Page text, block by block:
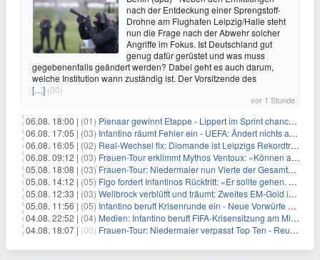
nach der Entdeckung einer Sprengstoff-
Drohne am Flughafen Leipzig/Halle steht
nun die Frage nach der Abwehr solcher
Angriffe im Fokus. Ist Deutschland gut
genug dafür gerüstet und was muss
gegebenenfalls geändert werden? Dabei geht es auch darum,
welche Institution wann zuständig ist. Der Vorsitzende des
[…] (00)
vor 1 Stunde
06.08. 18:00 | (01) Pienaar gewinnt Etappe - Lippert im Sprint chancenlos
06.08. 17:05 | (03) Infantino räumt Fehler ein - UEFA: Ändert nichts an Boykott
06.08. 16:05 | (02) Real-Wechsel fix: Diomande ist Leipzigs Rekordtransfer
06.08. 09:12 | (03) Frauen-Tour erklimmt Mythos Ventoux: «Können alles schaffen»
05.08. 18:08 | (03) Frauen-Tour: Niedermaier nun Vierte der Gesamtwertung
05.08. 14:12 | (05) Figo fordert Infantinos Rücktritt: «Er sollte gehen. Jetzt»
05.08. 12:33 | (03) Wellbrock verblüfft und träumt: Zweites EM-Gold in Paris
05.08. 11:56 | (05) Infantino beruft Krisenrunde ein - Neue Vorwürfe gegen FIFA
04.08. 22:52 | (04) Medien: Infantino beruft FIFA-Krisensitzung am Mittwoch ein
04.08. 18:07 | (00) Frauen-Tour: Niedermaier verpasst Top Ten - Reusser siegt